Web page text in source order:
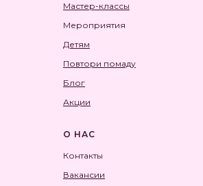
Мастер-классы
Мероприятия
Детям
Повтори помаду
Блог
Акции
О НАС
Контакты
Вакансии